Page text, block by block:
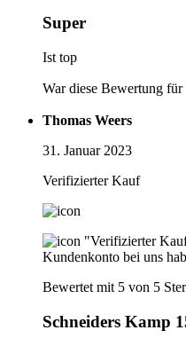
Super
Ist top
War diese Bewertung
Thomas Weers
31. Januar 2023
Verifizierter Kauf
"Verifizierter
Kundenkonto bei uns
Bewertet mit 5 von 5
Schneiders Kamp